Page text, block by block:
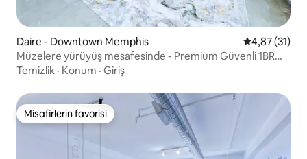
Daire - Downtown Memphis 5 üzerinden
4,87 (31)
Müzelere yürüyüş mesafesinde - Premium Güvenli 1BR
Çatı Katı, Otoparklı
Temizlik · Konum · Giriş
Misafirlerin favorisi
Misafirlerin favorisi